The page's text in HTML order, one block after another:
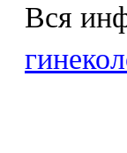
Вся